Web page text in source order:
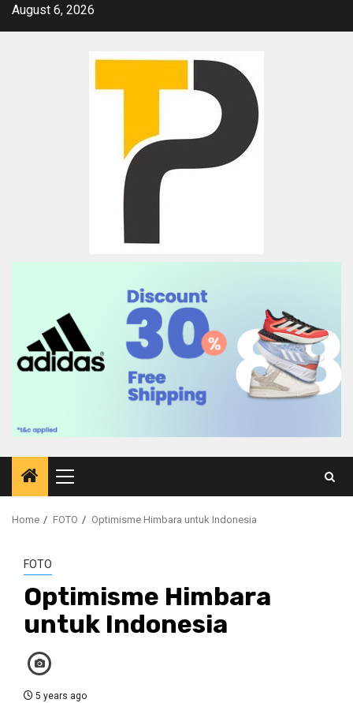
SkipAugust 6, 2026
Primary
Menu
Home FOTO Optimisme Himbara untuk Indonesia
FOTO
Optimisme Himbara
untuk Indonesia
5 years ago